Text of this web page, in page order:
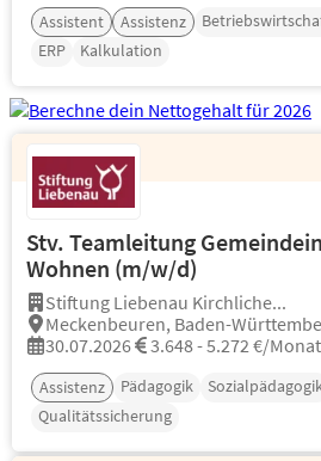
Assistent Assistenz
ERP
Kalkulation
Stv. Teamleitung
Wohnen (m/w/d)
Stiftung Liebenau Kirchliche...
Meckenbeuren, Baden-
30.07.2026
3.648 - 5.272 €/Monat
Assistenz Pädagogik
Qualitätssicherung